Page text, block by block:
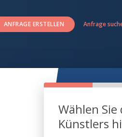
ANFRAGE ERSTELLEN Anfrage
Wählen Sie
Künstlers